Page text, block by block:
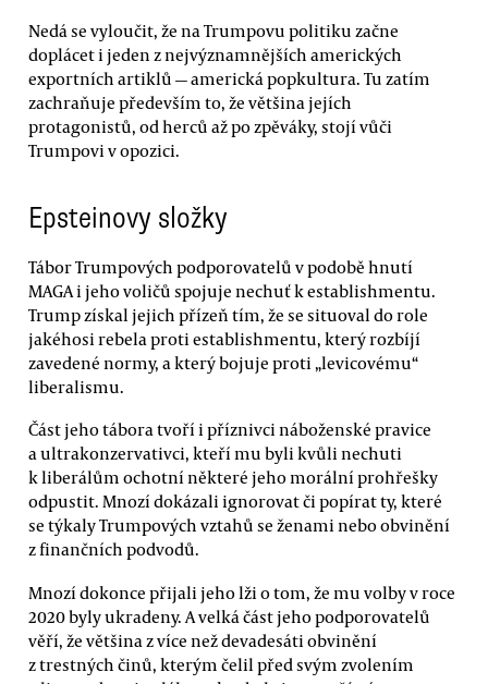
Nedá se vyloučit, že na Trumpovu politiku začne
doplácet i jeden z nejvýznamnějších amerických
exportních artiklů — americká popkultura. Tu zatím
zachraňuje především to, že většina jejích
protagonistů, od herců až po zpěváky, stojí vůči
Trumpovi v opozici.
Epsteinovy složky
Tábor Trumpových podporovatelů v podobě hnutí
MAGA i jeho voličů spojuje nechuť k establishmentu.
Trump získal jejich přízeň tím, že se situoval do role
jakéhosi rebela proti establishmentu, který rozbíjí
zavedené normy, a který bojuje proti „levicovému“
liberalismu.
Část jeho tábora tvoří i příznivci náboženské pravice
a ultrakonzervativci, kteří mu byli kvůli nechuti
k liberálům ochotní některé jeho morální prohřešky
odpustit. Mnozí dokázali ignorovat či popírat ty, které
se týkaly Trumpových vztahů se ženami nebo obvinění
z finančních podvodů.
Mnozí dokonce přijali jeho lži o tom, že mu volby v roce
2020 byly ukradeny. A velká část jeho podporovatelů
věří, že většina z více než devadesáti obvinění
z trestných činů, kterým čelil před svým zvolením